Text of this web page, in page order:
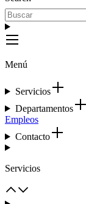
Menú
Servicios
Departamentos
Empleos
Contacto
Servicios